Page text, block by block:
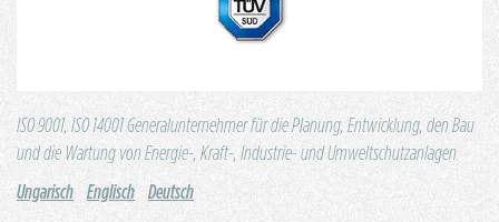
ISO 9001, ISO 14001 Generalunternehmer für die Planung, Entwicklung, den Bau
und die Wartung von Energie-, Kraft-, Industrie- und Umweltschutzanlagen
Ungarisch
Englisch Deutsch